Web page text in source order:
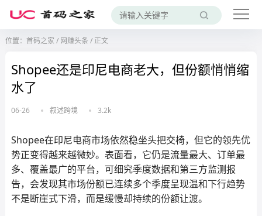
位置： 首码之家 / 网赚头条 /正文
Shopee还是印尼电商老大，但份额悄悄缩
水了
06-26 叙述跨境 3.2k
Shopee在印尼电商市场依然稳坐头把交椅，但它的领先优
势正变得越来越微妙。表面看，它仍是流量最大、订单最
多、覆盖最广的平台，可细究季度数据和第三方监测报
告，会发现其市场份额已连续多个季度呈现温和下行趋势
不是断崖式下滑，而是缓慢却持续的份额让渡。